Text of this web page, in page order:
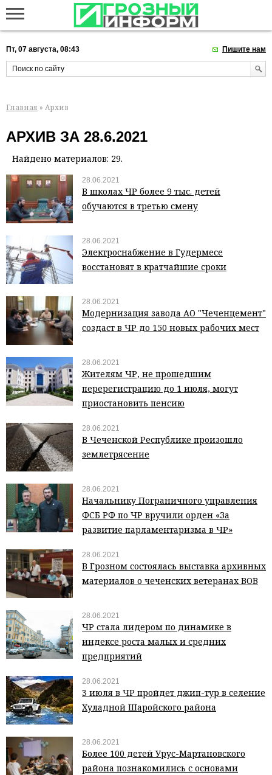
Пт, 07 августа, 08:43 Пишите нам
Главная » Архив
АРХИВ ЗА 28.6.2021
Найдено материалов: 29.
28.06.2021
В школах ЧР более 9 тыс. детей
обучаются в третью смену
28.06.2021
Электроснабжение в Гудермесе
восстановят в кратчайшие сроки
28.06.2021
Модернизация завода АО "Чеченцемент"
создаст в ЧР до 150 новых рабочих мест
28.06.2021
Жителям ЧР, не прошедшим
перерегистрацию до 1 июля, могут
приостановить пенсию
28.06.2021
В Чеченской Республике произошло
землетрясение
28.06.2021
Начальнику Пограничного управления
ФСБ РФ по ЧР вручили орден «За
развитие парламентаризма в ЧР»
28.06.2021
В Грозном состоялась выставка архивных
материалов о чеченских ветеранах ВОВ
28.06.2021
ЧР стала лидером по динамике в
индексе роста малых и средних
предприятий
28.06.2021
3 июля в ЧР пройдет джип-тур в селение
Хуладной Шаройского района
28.06.2021
Более 100 детей Урус-Мартановского
района познакомились с основами